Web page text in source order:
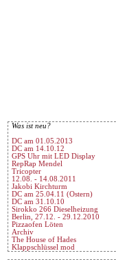
Was ist neu?
DC am 01.05.2013
DC am 14.10.12
GPS Uhr mit LED Display
RepRap Mendel
Tricopter
12.08. - 14.08.2011
Jakobi Kirchturm
DC am 25.04.11 (Ostern)
DC am 31.10.10
Sirokko 266 Dieselheizung
Berlin, 27.12. - 29.12.2010
Pizzaofen Löten
Archiv
The House of Hades
Klappschlüssel mod